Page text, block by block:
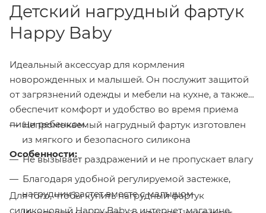
Детский нагрудный фартук
Happy Baby
Идеальный аксессуар для кормления
новорожденных и малышей. Он послужит защитой
от загрязнений одежды и мебели на кухне, а также
обеспечит комфорт и удобство во время приема
пищи ребенком.
Особенности:
Непромокаемый нагрудный фартук изготовлен
из мягкого и безопасного силикона
Не вызывает раздражений и не пропускает влагу
Благодаря удобной регулируемой застежке,
нагрудник растет вместе с малышом
Для того, чтобы купить нагрудный фартук
силиконовый Happy Baby в интернет-магазине